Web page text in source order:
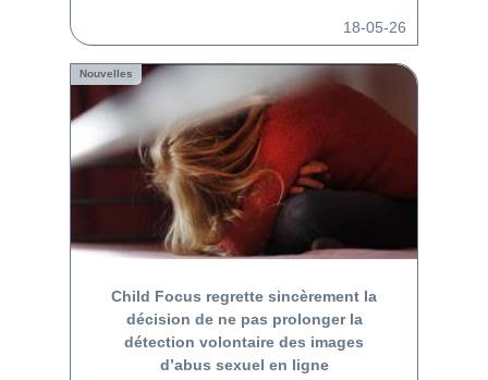
18-05-26
Nouvelles
Child Focus regrette sincèrement la
décision de ne pas prolonger la
détection volontaire des images
d’abus sexuel en ligne